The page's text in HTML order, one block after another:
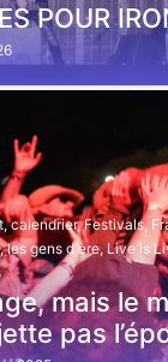
POUR
, calendrier, Festivals,
, les gens d'ère, Live is
mais le
pas